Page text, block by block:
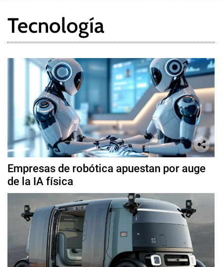
Tecnología
Empresas de robótica apuestan por auge
de la IA física